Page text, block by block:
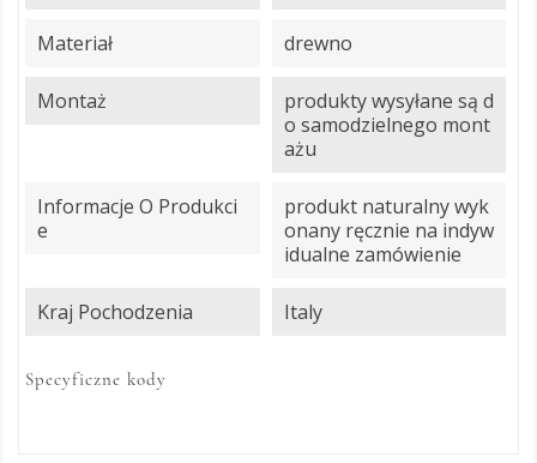
Materiał drewno
Montaż
produkty wysyłane są d
o samodzielnego mont
ażu
Informacje O Produkci
E
produkt naturalny wyk
onany ręcznie na indyw
idualne zamówienie
Kraj Pochodzenia Italy
Specyficzne kody